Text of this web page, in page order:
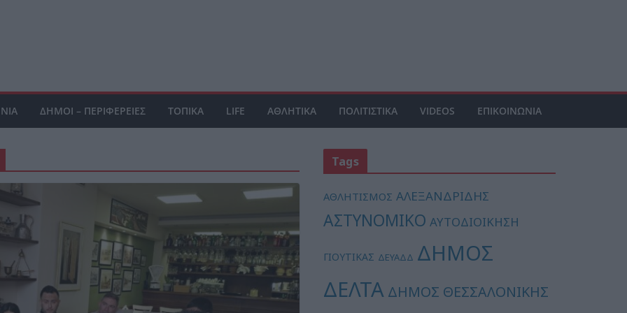
ΔΗΜΟΙ – ΠΕΡΙΦΕΡΕΙΕΣ ΤΟΠΙΚΑ LIFE ΑΘΛΗΤΙΚΑ ΠΟΛΙΤΙΣΤΙΚΑ VIDEOS ΕΠΙΚΟΙΝΩΝΙΑ
Tags
ΑΘΛΗΤΙΣΜΟΣ ΑΛΕΞΑΝΔΡΙΔΗΣ
ΑΣΤΥΝΟΜΙΚΟ ΑΥΤΟΔΙΟΙΚΗΣΗ
ΓΙΟΥΤΙΚΑΣ ΔΕΥΑΔΔ ΔΗΜΟΣ
ΔΕΛΤΑ ΔΗΜΟΣ ΘΕΣΣΑΛΟΝΙΚΗΣ